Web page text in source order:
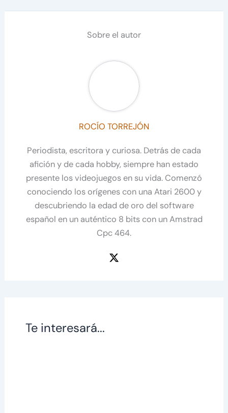
Sobre el autor
ROCÍO TORREJÓN
Periodista, escritora y curiosa. Detrás de cada
afición y de cada hobby, siempre han estado
presente los videojuegos en su vida. Comenzó
conociendo los orígenes con una Atari 2600 y
descubriendo la edad de oro del software
español en un auténtico 8 bits con un Amstrad
Cpc 464.
Te interesará...